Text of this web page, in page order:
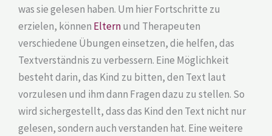
was sie gelesen haben. Um hier Fortschritte zu
erzielen, können Elternund Therapeuten
verschiedene Übungen einsetzen, die helfen, das
Textverständnis zu verbessern. Eine Möglichkeit
besteht darin, das Kind zu bitten, den Text laut
vorzulesen und ihm dann Fragen dazu zu stellen. So
wird sichergestellt, dass das Kind den Text nicht nur
gelesen, sondern auch verstanden hat. Eine weitere